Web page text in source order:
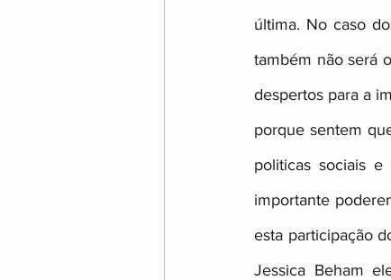
última. No caso
também não será
despertos para a
porque sentem
politicas sociais
importante
esta participação
Jessica Beham